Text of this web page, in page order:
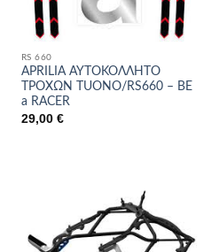
RS 660
APRILIA ΑΥΤΟΚΟΛΛΗΤΟ
ΤΡΟΧΩΝ TUONO/RS660 – BE
a RACER
29,00 €